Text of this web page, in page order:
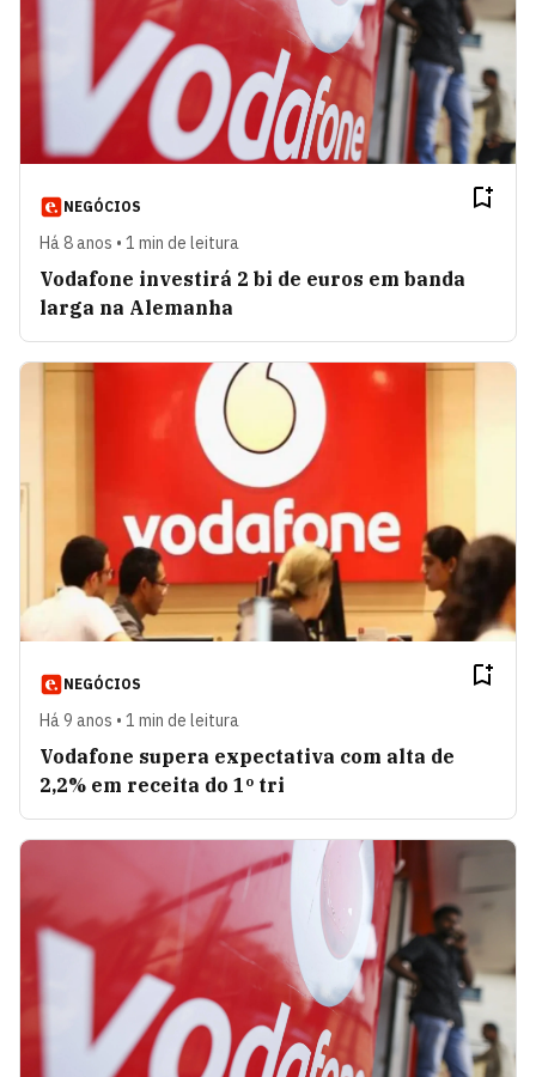
NEGÓCIOS
Há 8 anos • 1 min de leitura
Vodafone investirá 2 bi de euros em banda
larga na Alemanha
NEGÓCIOS
Há 9 anos • 1 min de leitura
Vodafone supera expectativa com alta de
2,2% em receita do 1º tri